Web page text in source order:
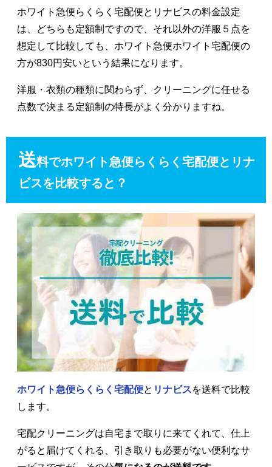
ホワイト急便らくらく宅配便とリナビスの料金設定
は、どちらも定額制ですので、それ以外の洋服５点を
想定して比較しても、ホワイト急便ホワイト宅配便の
方が830円安いという結果になります。
洋服・衣類の種類に関わらず、クリーニングに任せる
点数で決まる定額制の特長がよく分かりますね。
送料でホワイト急便らくらく宅配便とリナ
ビスを比較すると？
ホワイト急便らくらく宅配便と リナビスを送料で比較
します。
宅配クリーニングは自宅まで取りに来てくれて、仕上
がると届けてくれる、引き取りも必要がない便利なサ